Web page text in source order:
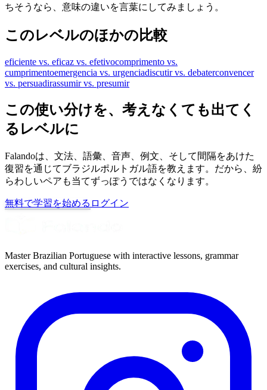
ちそうなら、意味の違いを言葉にしてみましょう。
このレベルのほかの比較
eficiente vs. eficaz vs. efetivocomprimento vs.
cumprimentoemergencia vs. urgenciadiscutir vs. debaterconvencer
vs. persuadirassumir vs. presumir
この使い分けを、考えなくても出てく
るレベルに
Falandoは、文法、語彙、音声、例文、そして間隔をあけた
復習を通じてブラジルポルトガル語を教えます。だから、紛
らわしいペアも当てずっぽうではなくなります。
無料で学習を始める ログイン
Master Brazilian Portuguese with interactive lessons, grammar
exercises, and cultural insights.